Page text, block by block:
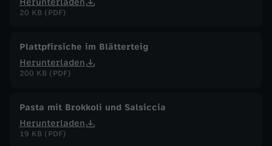
Herunterladen
20 KB (PDF)
Plattpfirsiche im Blätterteig
Herunterladen
200 KB (PDF)
Pasta mit Brokkoli und Salsiccia
Herunterladen
19 KB (PDF)